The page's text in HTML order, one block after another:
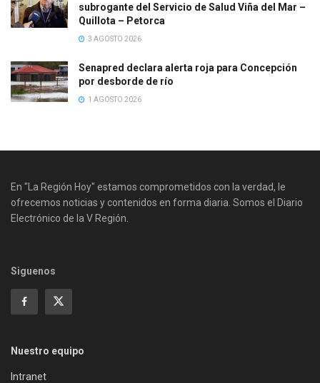
subrogante del Servicio de Salud Viña del Mar –
Quillota – Petorca
3 AGOSTO 2026
Senapred declara alerta roja para Concepción
por desborde de río
1 AGOSTO 2026
En "La Región Hoy" estamos comprometidos con la verdad, le
ofrecemos noticias y contenidos en forma diaria. Somos el Diario
Electrónico de la V Región.
Siguenos
Nuestro equipo
Intranet